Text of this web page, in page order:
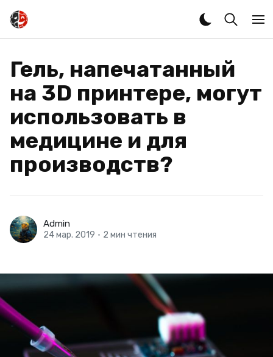
Гель, напечатанный
на 3D принтере, могут
использовать в
медицине и для
производств?
Admin
24 мар. 2019 • 2 мин чтения